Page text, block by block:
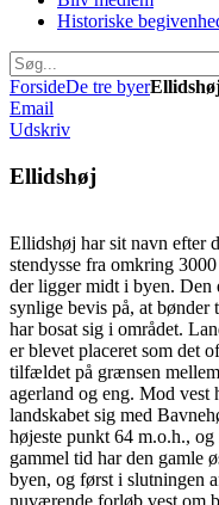
Historiske
ForsideDe tre byer
Email
Udskriv
Ellidshøj
Ellidshøj har sit navn efter
stendysse fra omkring
der ligger midt i byen. Den
synlige bevis på, at bønder
har bosat sig i området.
er blevet placeret som det
tilfældet på grænsen mellem
agerland og eng. Mod vest
landskabet sig med
højeste punkt 64 m.o.h.,
gammel tid har den gamle
byen, og først i slutningen